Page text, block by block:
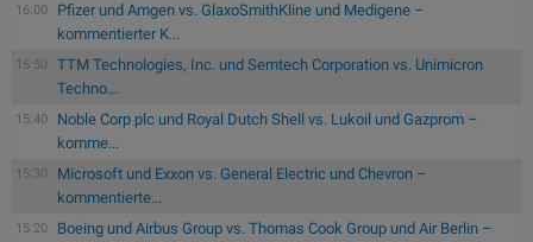
16:00
Pfizer und Amgen vs. GlaxoSmithKline und Medigene –
kommentierter K...
15:50
TTM Technologies, Inc. und Semtech Corporation vs. Unimicron
Techno...
15:40
Noble Corp plc und Royal Dutch Shell vs. Lukoil und Gazprom –
komme...
15:30
Microsoft und Exxon vs. General Electric und Chevron –
kommentierte...
15:20
Boeing und Airbus Group vs. Thomas Cook Group und Air Berlin –